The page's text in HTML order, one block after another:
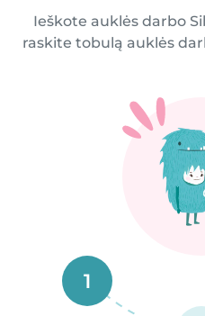
Ieškote auklės darbo
raskite tobulą auklės
1